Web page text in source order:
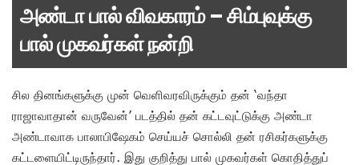
அண்டா பால் விவகாரம் – சிம்புவுக்கு
பால் முகவர்கள் நன்றி
சில தினங்களுக்கு முன் வெளிவரவிருக்கும் தன் ‘வந்தா
ராஜாவாதான் வருவேன்’ படத்தில் தன் கட்டவுட்டுக்கு அண்டா
அண்டாவாக பாலாபிஷேகம் செய்யச் சொல்லி தன் ரசிகர்களுக்கு
கட்டளையிட்டிருந்தார். இது குறித்து பால் முகவர்கள் கொதித்துப்